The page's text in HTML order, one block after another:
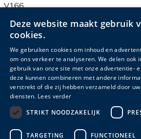
V166
Productinfo Verpakkingsinfo
Gerelateerde producten
Referentie
Hoogte
Breedte
Deze website maakt gebruik
cookies.
We gebruiken cookies om inhoud en
om ons verkeer te analyseren. We delen ook
gebruik van onze site met onze advertentie-
deze kunnen combineren met andere
verstrekt of die zij hebben verzameld door
diensten. Lees verder
STRIKT NOODZAKELIJK
TARGETING FUNCTIONEEL